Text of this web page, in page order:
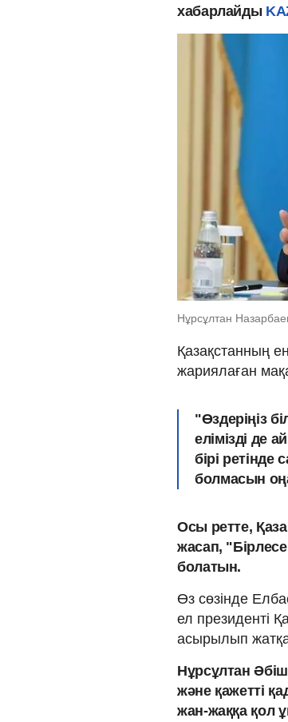
хабарлайды
Нұрсұлтан
Қазақстанның
жариялаған
"Өздеріңіз
елімізді де
бірі
болмасын
Осы ретте,
жасап,
болатын.
Өз сөзінде
ел президенті
асырылып
Нұрсұлтан
және қажетті
жан-жаққа қол